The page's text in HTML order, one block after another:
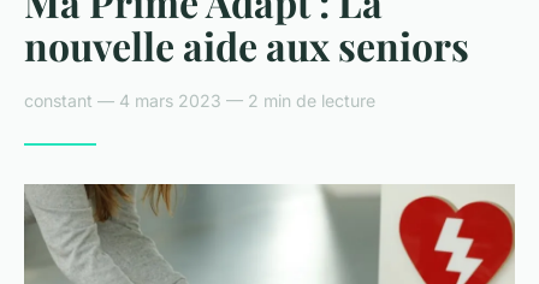
nouvelle aide aux seniors
constant — 4 mars 2023 — 2 min de lecture